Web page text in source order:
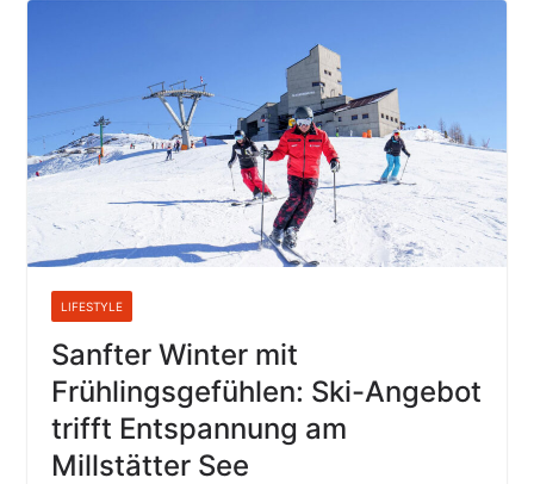
LIFESTYLE
Sanfter Winter mit
Frühlingsgefühlen: Ski-Angebot
trifft Entspannung am
Millstätter See